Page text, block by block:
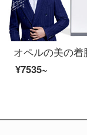
¥7535~